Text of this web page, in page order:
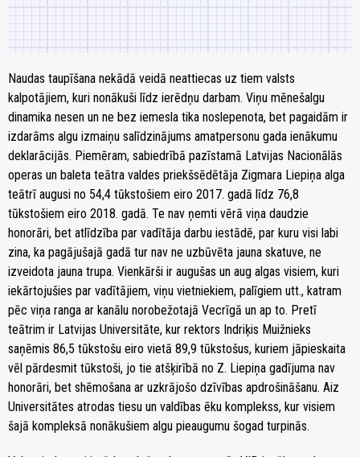
Naudas taupīšana nekādā veidā neattiecas uz tiem valsts
kalpotājiem, kuri nonākuši līdz ierēdņu darbam. Viņu mēnešalgu
dinamika nesen un ne bez iemesla tika noslepenota, bet pagaidām ir
izdarāms algu izmaiņu salīdzinājums amatpersonu gada ienākumu
deklarācijās. Piemēram, sabiedrībā pazīstamā Latvijas Nacionālās
operas un baleta teātra valdes priekšsēdētāja Zigmara Liepiņa alga
teātrī augusi no 54,4 tūkstošiem eiro 2017. gadā līdz 76,8
tūkstošiem eiro 2018. gadā. Te nav ņemti vērā viņa daudzie
honorāri, bet atlīdzība par vadītāja darbu iestādē, par kuru visi labi
zina, ka pagājušajā gadā tur nav ne uzbūvēta jauna skatuve, ne
izveidota jauna trupa. Vienkārši ir augušas un aug algas visiem, kuri
iekārtojušies par vadītājiem, viņu vietniekiem, palīgiem utt., katram
pēc viņa ranga ar kanālu norobežotajā Vecrīgā un ap to. Pretī
teātrim ir Latvijas Universitāte, kur rektors Indriķis Muižnieks
saņēmis 86,5 tūkstošu eiro vietā 89,9 tūkstošus, kuriem jāpieskaita
vēl pārdesmit tūkstoši, jo tie atšķirībā no Z. Liepiņa gadījuma nav
honorāri, bet shēmošana ar uzkrājošo dzīvības apdrošināšanu. Aiz
Universitātes atrodas tiesu un valdības ēku komplekss, kur visiem
šajā kompleksā nonākušiem algu pieaugumu šogad turpinās.